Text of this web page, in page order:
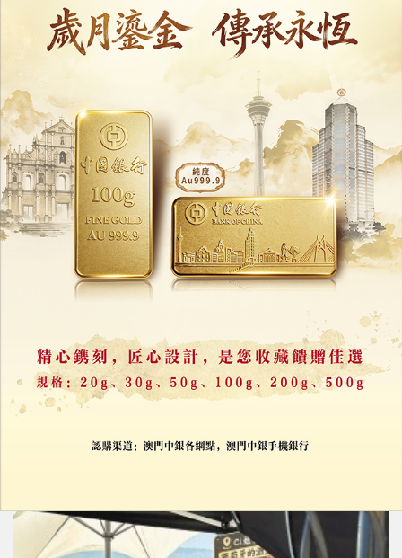
12名間選議員順利產生
15/09/2025
主流媒體刊發文章：
反中亂澳分子及其代理人參選 立法會議員的真實意圖和危害
18/07/2025